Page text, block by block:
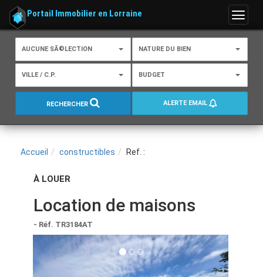
Menu
Portail Immobilier en Lorraine
AUCUNE SÃ©LECTION NATURE DU BIEN
VILLE / C.P. BUDGET
RECHERCHER ALERTE EMAIL
Accueil constructibles Ref. :
À LOUER
Location de maisons
- Réf. TR3184AT